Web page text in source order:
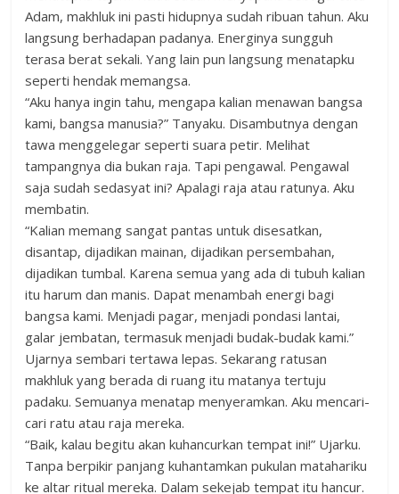
Adam, makhluk ini pasti hidupnya sudah ribuan tahun. Aku
langsung berhadapan padanya. Energinya sungguh
terasa berat sekali. Yang lain pun langsung menatapku
seperti hendak memangsa.
“Aku hanya ingin tahu, mengapa kalian menawan bangsa
kami, bangsa manusia?” Tanyaku. Disambutnya dengan
tawa menggelegar seperti suara petir. Melihat
tampangnya dia bukan raja. Tapi pengawal. Pengawal
saja sudah sedasyat ini? Apalagi raja atau ratunya. Aku
membatin.
“Kalian memang sangat pantas untuk disesatkan,
disantap, dijadikan mainan, dijadikan persembahan,
dijadikan tumbal. Karena semua yang ada di tubuh kalian
itu harum dan manis. Dapat menambah energi bagi
bangsa kami. Menjadi pagar, menjadi pondasi lantai,
galar jembatan, termasuk menjadi budak-budak kami.”
Ujarnya sembari tertawa lepas. Sekarang ratusan
makhluk yang berada di ruang itu matanya tertuju
padaku. Semuanya menatap menyeramkan. Aku mencari-
cari ratu atau raja mereka.
“Baik, kalau begitu akan kuhancurkan tempat ini!” Ujarku.
Tanpa berpikir panjang kuhantamkan pukulan matahariku
ke altar ritual mereka. Dalam sekejab tempat itu hancur.